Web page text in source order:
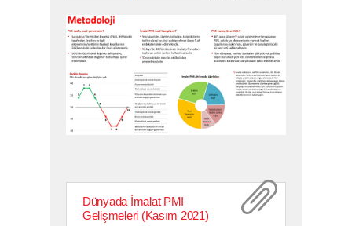
Dünyada İmalat PMI
Gelişmeleri (Kasım 2021)